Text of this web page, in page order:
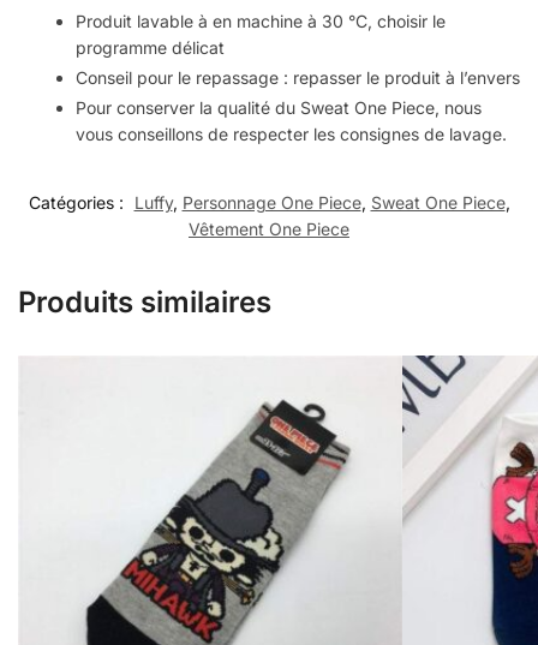
Produit lavable à en machine à 30 °C, choisir le
programme délicat
Conseil pour le repassage : repasser le produit à l’envers
Pour conserver la qualité du Sweat One Piece, nous
vous conseillons de respecter les consignes de lavage.
Catégories : Luffy, Personnage One Piece, Sweat One Piece,
Vêtement One Piece
Produits similaires